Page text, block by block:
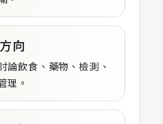
向
論飲食、藥物、檢測、
理。